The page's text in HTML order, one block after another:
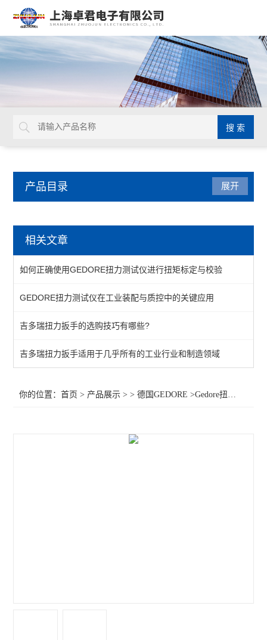
产品目录
延长杆
棘轮头
动态扭矩测试仪
扭力测试仪
接地螺柱扳手
展开
相关文章
如何正确使用GEDORE扭力测试仪进行扭矩标定与校验
GEDORE扭力测试仪在工业装配与质控中的关键应用
吉多瑞扭力扳手的选购技巧有哪些?
吉多瑞扭力扳手适用于几乎所有的工业行业和制造领域
你的位置：首页 > 产品展示 > >德国GEDORE >Gedore扭矩螺丝刀手柄1802380 Gedore扭力螺丝刀手柄2140 5,4 NM